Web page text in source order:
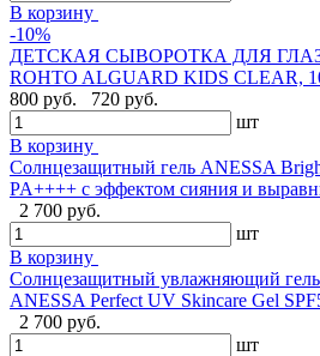
В корзину
-10%
ДЕТСКАЯ СЫВОРОТКА ДЛЯ
ROHTO ALGUARD KIDS CLEAR,
800 руб.
720 руб.
шт
В корзину
Солнцезащитный гель ANESSA
PA++++ с эффектом сияния и
2 700 руб.
шт
В корзину
Солнцезащитный увлажняющий гель
ANESSA Perfect UV Skincare Gel
2 700 руб.
шт